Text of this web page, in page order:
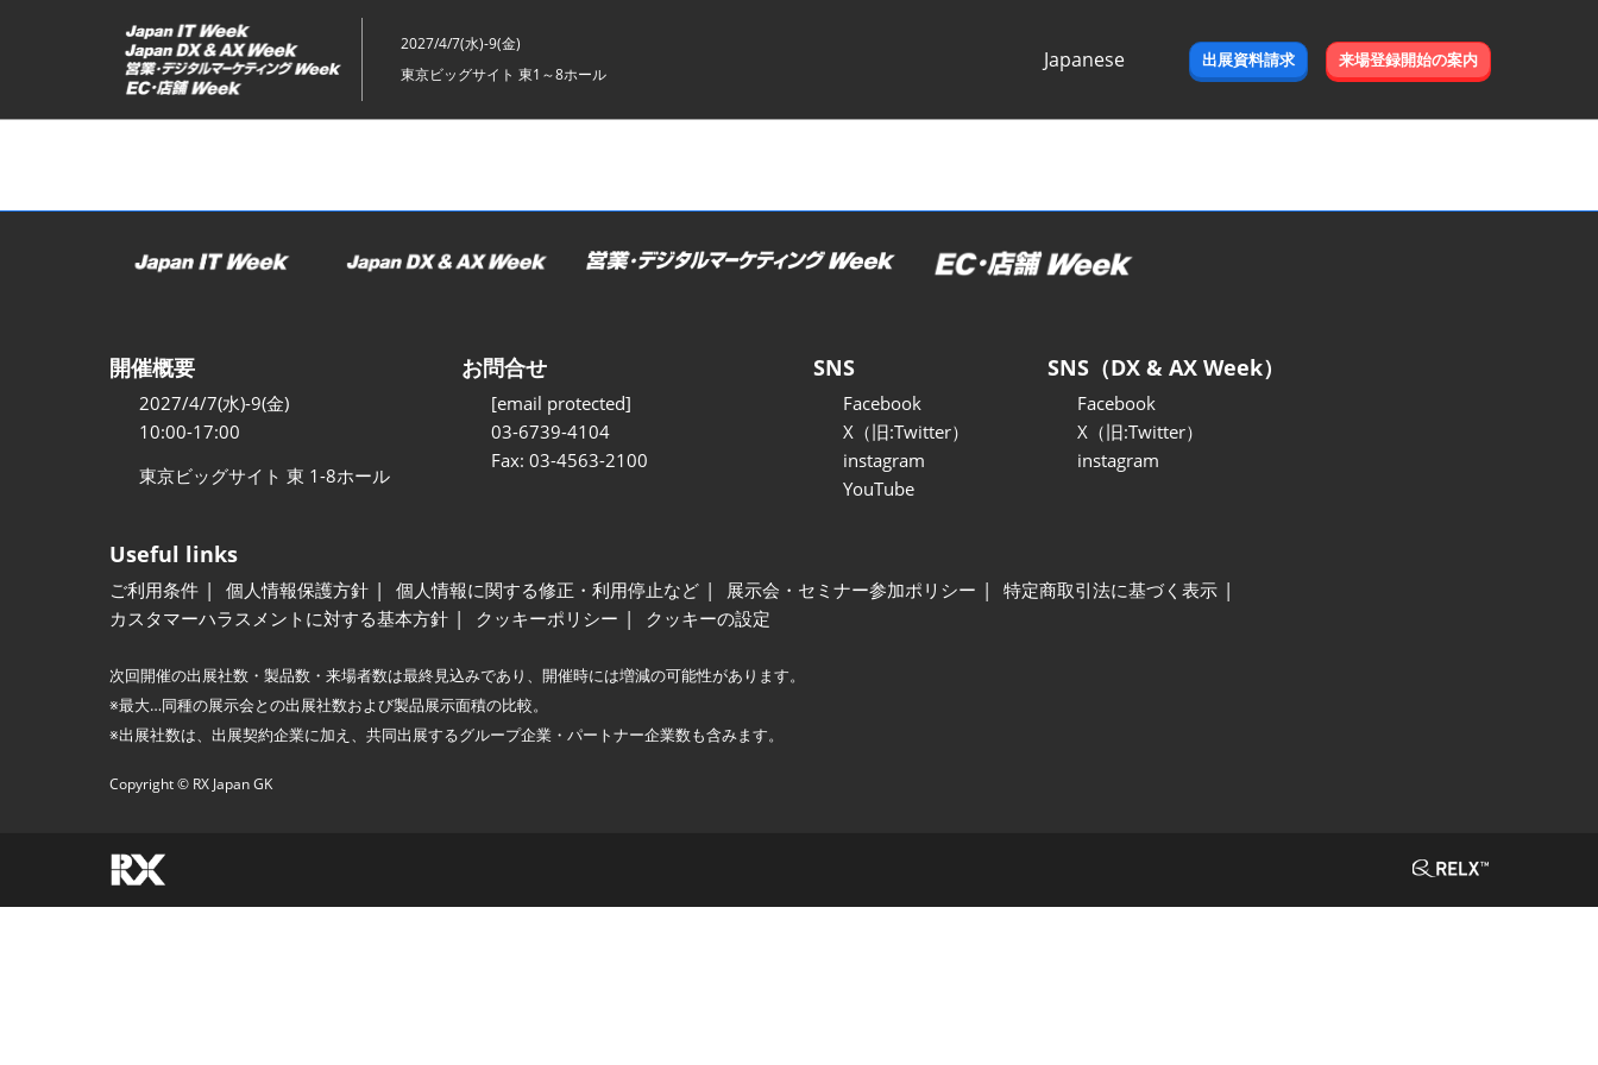
ッ
2027/4/7(水)-9(金)
東京ビッグサイト 東1～8ホール
Japanese
出展資料請求 来場登録開始の案内
開催概要
2027/4/7(水)-9(金)
10:00-17:00
東京ビッグサイト 東 1-8ホール
お問合せ
[email protected]
03-6739-4104
Fax: 03-4563-2100
SNS
Facebook
X（旧:Twitter）
instagram
YouTube
SNS（DX & AX Week）
Facebook
X（旧:Twitter）
instagram
Useful links
ご利用条件 個人情報保護方針 個人情報に関する修正・利用停止など 展示会・セミナー参加ポリシー
特定商取引法に基づく表示
カスタマーハラスメントに対する基本方針
クッキーポリシー クッキーの設定
次回開催の出展社数・製品数・来場者数は最終見込みであり、開催時には増減の可能性があります。
※最大…同種の展示会との出展社数および製品展示面積の比較。
※出展社数は、出展契約企業に加え、共同出展するグループ企業・パートナー企業数も含みます。
Copyright © RX Japan GK